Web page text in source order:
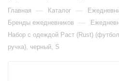
Главная — Каталог —
Бренды ежедневников —
Набор с одеждой Раст (Rust)
ручка), черный, S